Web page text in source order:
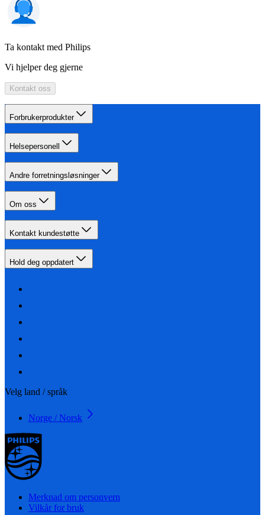
Ta kontakt med Philips
Vi hjelper deg gjerne
Kontakt oss
Forbrukerprodukter
Helsepersonell
Andre forretningsløsninger
Om oss
Kontakt kundestøtte
Hold deg oppdatert
Velg land / språk
Norge / Norsk
Merknad om personvern
Vilkår for bruk